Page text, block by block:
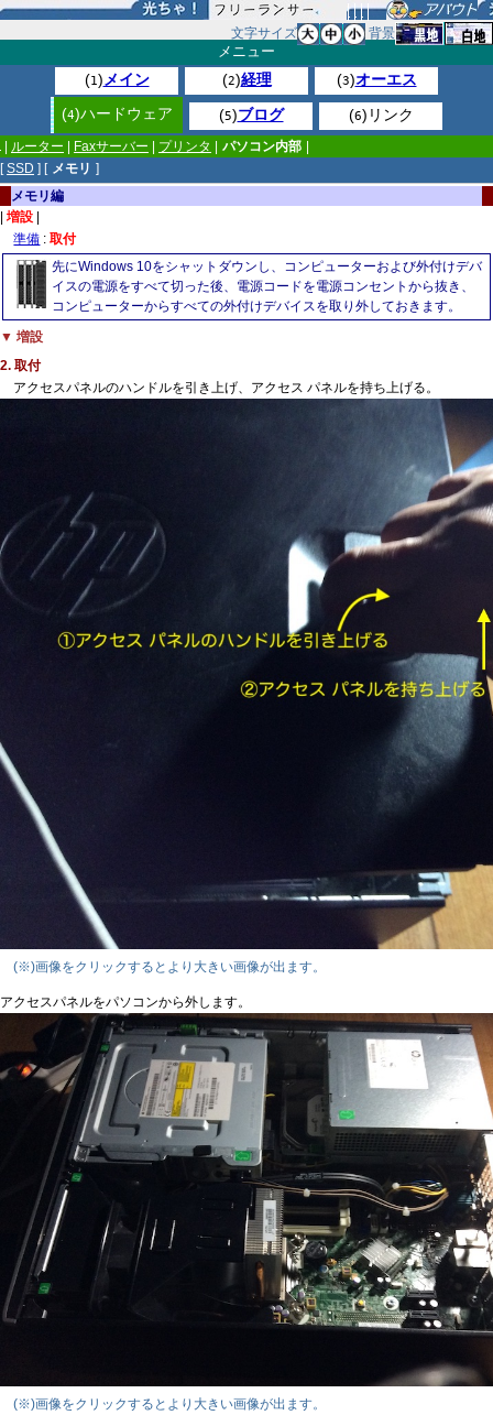
メニュー
(1)メイン (2)経理 (3)オーエス
(4)ハードウェア (5)ブログ (6)リンク
文字サイズ 背景
ルーター Faxサーバー プリンタ パソコン内部
[SSD ] [ メモリ ]
メモリ編
増設
準備 :取付
先にWindows 10をシャットダウンし、コンピューターおよび外付けデバ
イスの電源をすべて切った後、電源コードを電源コンセントから抜き、
コンピューターからすべての外付けデバイスを取り外しておきます。
▼ 増設
2. 取付
アクセスパネルのハンドルを引き上げ、アクセス パネルを持ち上げる。
(※)画像をクリックするとより大きい画像が出ます。
アクセスパネルをパソコンから外します。
(※)画像をクリックするとより大きい画像が出ます。